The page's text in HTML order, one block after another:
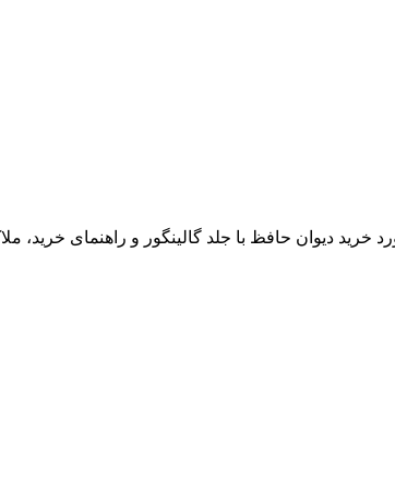
خرید دیوان حافظ با جلد گالینگور و راهنمای خرید،